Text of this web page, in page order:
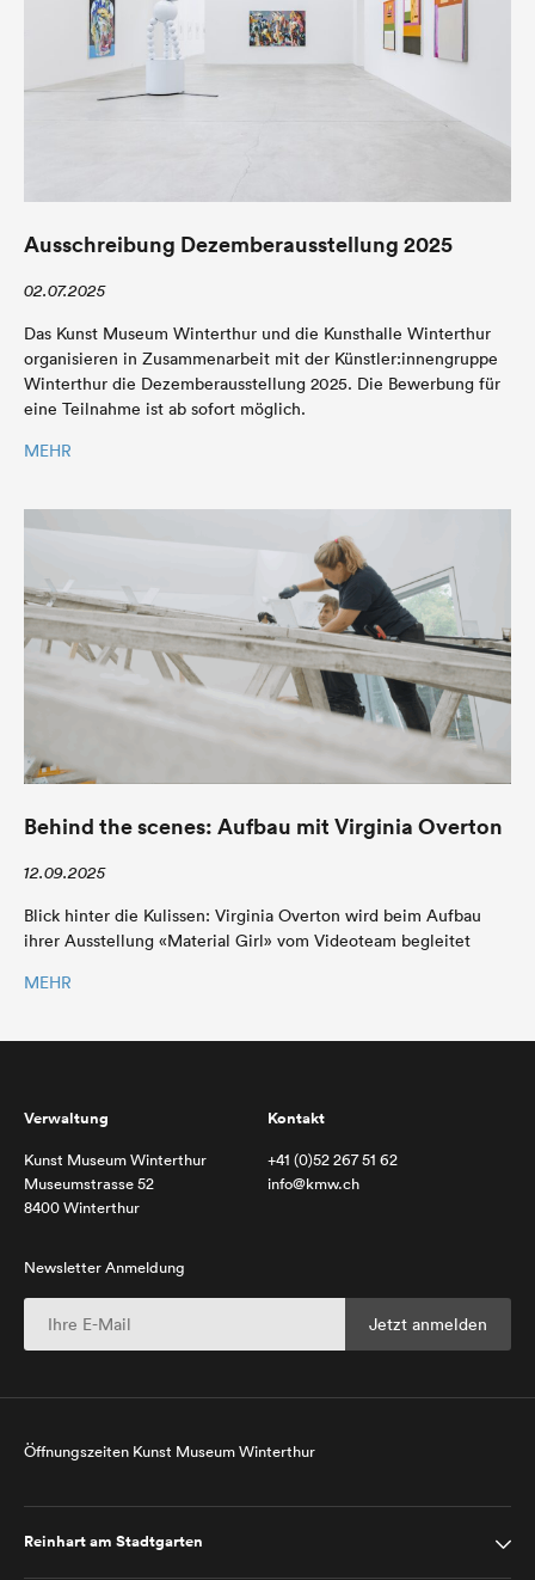
Ausschreibung Dezemberausstellung 2025
02.07.2025
Das Kunst Museum Winterthur und die Kunsthalle Winterthur
organisieren in Zusammenarbeit mit der Künstler:innengruppe
Winterthur die Dezemberausstellung 2025. Die Bewerbung für
eine Teilnahme ist ab sofort möglich.
MEHR
Behind the scenes: Aufbau mit Virginia Overton
12.09.2025
Blick hinter die Kulissen: Virginia Overton wird beim Aufbau
ihrer Ausstellung «Material Girl» vom Videoteam begleitet
MEHR
Verwaltung
Kunst Museum Winterthur
Museumstrasse 52
8400 Winterthur
Kontakt
+41 (0)52 267 51 62
info@kmw.ch
Newsletter Anmeldung
Öffnungszeiten Kunst Museum Winterthur
Reinhart am Stadtgarten